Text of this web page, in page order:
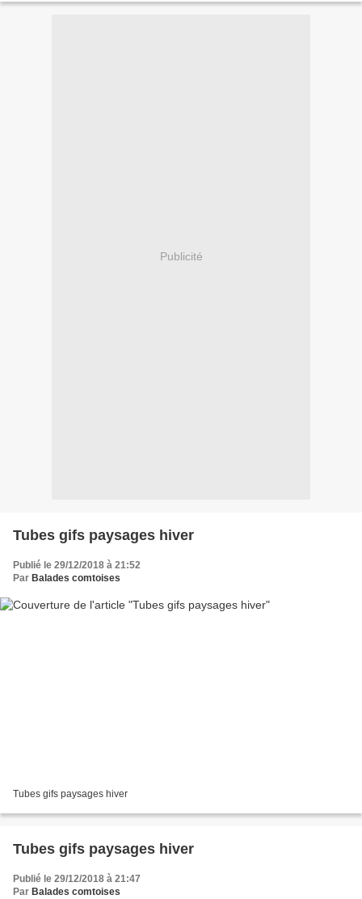
Publicité
Tubes gifs paysages hiver
Publié le 29/12/2018 à 21:52
Par Balades comtoises
Tubes gifs paysages hiver
Tubes gifs paysages hiver
Publié le 29/12/2018 à 21:47
Par Balades comtoises